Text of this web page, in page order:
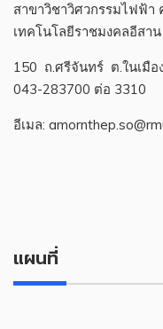
สาขาวิชาวิศวกรรมไฟฟ้
เทคโนโลยีราชมงคลอีสา
150 ถ.ศรีจันทร์ ต.ในเมื
043-283700 ต่อ 3310
อีเมล:
แผนที่